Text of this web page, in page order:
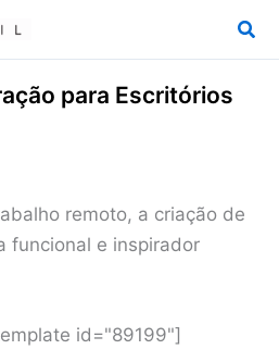
para Escritórios
remoto, a criação de
funcional e inspirador
id="89199"]